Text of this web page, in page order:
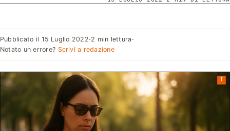
Pubblicato il 15 Luglio 2022·2 min lettura ·
Notato un errore? Scrivi a redazione